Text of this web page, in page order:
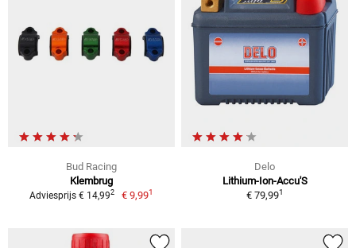
Bud Racing
Klembrug
Adviesprijs € 14,992 € 9,991
Delo
Lithium-Ion-Accu'S
€ 79,991